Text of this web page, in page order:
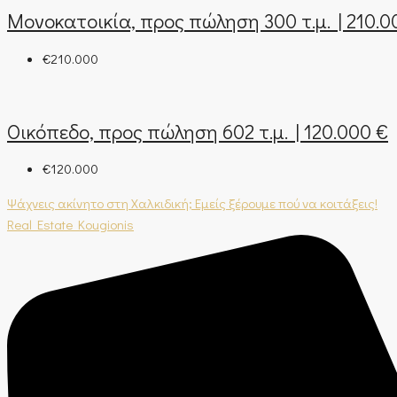
Μονοκατοικία, προς πώληση 300 τ.μ. |
€210.000
Οικόπεδο, προς πώληση 602 τ.μ. | 120.000 €
€120.000
Ψάχνεις ακίνητο στη Χαλκιδική; Εμείς ξέρουμε πού να κοιτάξεις!
Real Estate Kougionis